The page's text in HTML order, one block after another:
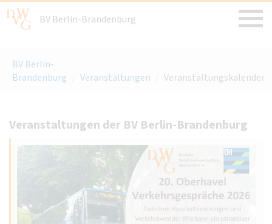
BV Berlin-Brandenburg
BV Berlin-
Brandenburg
Veranstaltungen Veranstaltungskalender
Veranstaltungen der BV Berlin-Brandenburg